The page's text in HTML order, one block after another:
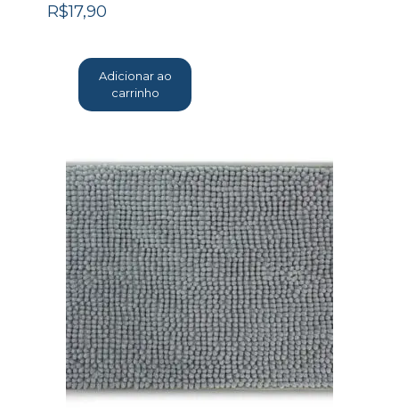
R$17,90
Adicionar ao
carrinho